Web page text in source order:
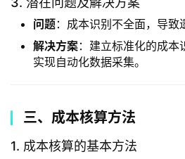
问题：成本识别不全面，导致
解决方案：建立标准化的成本
实现自动化数据采集。
三、成本核算方法
1. 成本核算的基本方法